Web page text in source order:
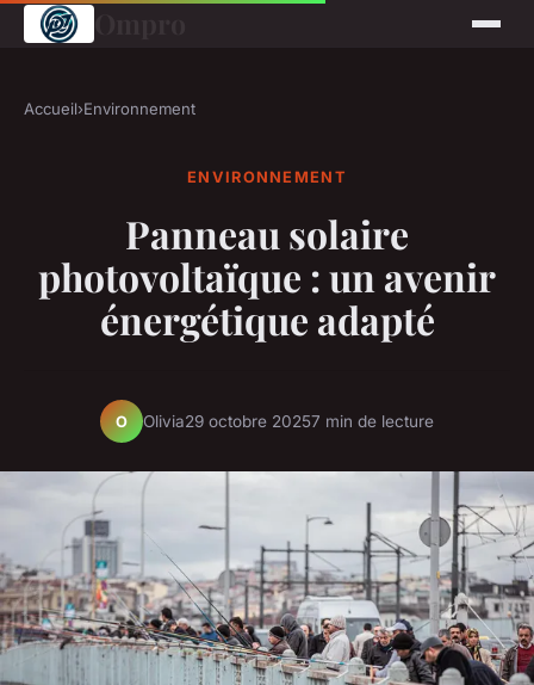
Accueil›Environnement
ENVIRONNEMENT
Panneau solaire
photovoltaïque : un avenir
énergétique adapté
O Olivia29 octobre 20257 min de lecture